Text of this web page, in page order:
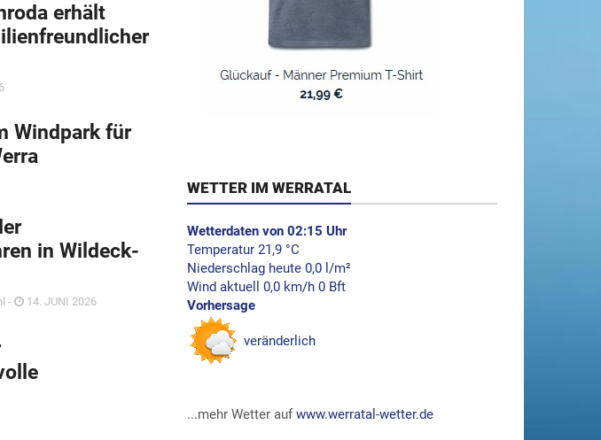
erhält
Windpark für
in Wildeck-
- 14. JUNI 2026
WETTER IM WERRATAL
Wetterdaten von 02:15 Uhr
Temperatur 21,9 °C
Niederschlag heute 0,0 l/m²
Wind aktuell 0,0 km/h 0 Bft
Vorhersage
veränderlich
...mehr Wetter aufwww.werratal-wetter.de